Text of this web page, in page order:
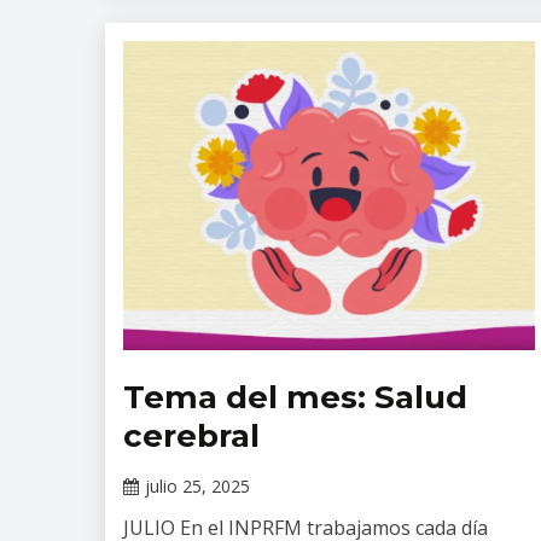
Tópicos
salud
Tema del mes: Salud
cerebral
julio 25, 2025
Gallardo
JULIO En el INPRFM trabajamos cada día